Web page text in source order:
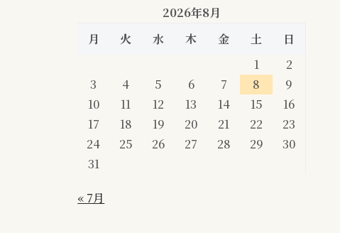
2026年8月
月
火 水 木 金 土
日
1
2
3
4 5 6 7 8
9
10
11 12 13 14 15
16
17
18 19 20 21 22
23
24
25 26 27 28 29
30
31
« 7月